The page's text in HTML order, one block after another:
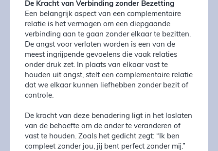
De Kracht van Verbinding zonder Bezetting
Een belangrijk aspect van een complementaire
relatie is het vermogen om een diepgaande
verbinding aan te gaan zonder elkaar te bezitten.
De angst voor verlaten worden is een van de
meest ingrijpende gevoelens die vaak relaties
onder druk zet. In plaats van elkaar vast te
houden uit angst, stelt een complementaire relatie
dat we elkaar kunnen liefhebben zonder bezit of
controle.
De kracht van deze benadering ligt in het loslaten
van de behoefte om de ander te veranderen of
vast te houden. Zoals het gedicht zegt: “Ik ben
compleet zonder jou, jij bent perfect zonder mij.”